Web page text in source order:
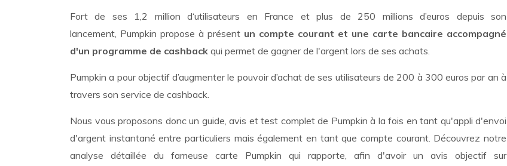
Fort de ses 1,2 million d‘utilisateurs en France et plus de 250 millions d’euros depuis son
lancement, Pumpkin propose à présent un compte courant et une carte bancaire accompagné
d'un programme de cashback qui permet de gagner de l'argent lors de ses achats.
Pumpkin a pour objectif d’augmenter le pouvoir d’achat de ses utilisateurs de 200 à 300 euros par an à
travers son service de cashback.
Nous vous proposons donc un guide, avis et test complet de Pumpkin à la fois en tant qu'appli d'envoi
d'argent instantané entre particuliers mais également en tant que compte courant. Découvrez notre
analyse détaillée du fameuse carte Pumpkin qui rapporte, afin d'avoir un avis objectif sur